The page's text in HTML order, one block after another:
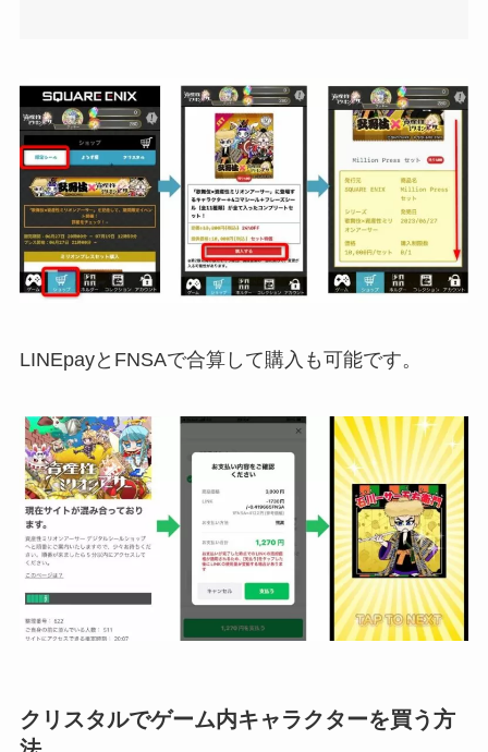
LINEpayとFNSAで合算して購入も可能です。
クリスタルでゲーム内キャラクターを買う方